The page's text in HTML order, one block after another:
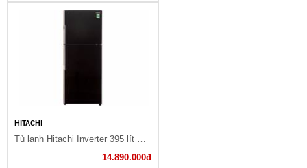
HITACHI
Tủ lạnh Hitachi Inverter 395 lít R-VG470PGV3 GBK
14.890.000đ